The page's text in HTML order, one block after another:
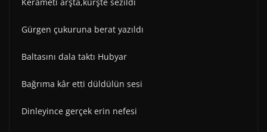
Kerâmeti arşta,kürşte sezildi
Gürgen çukuruna berat yazıldı
Baltasını dala taktı Hubyar
Bağrıma kâr etti düldülün sesi
Dinleyince gerçek erin nefesi